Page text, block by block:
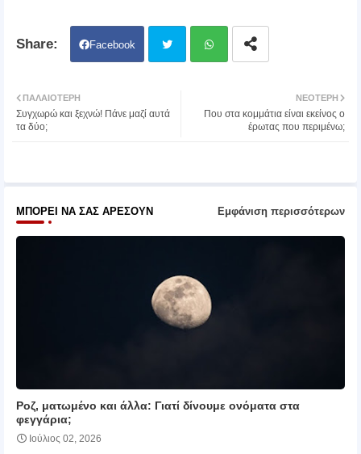
Facebook
ter atsa
ΝΕΌΤΕΡΗ
Που στα κομμάτια είναι εκείνος ο
έρωτας που περιμένω;
ΠΑΛΑΙΌΤΕΡΗ
Συγχωρώ και ξεχνώ! Πάνε μαζί αυτά
τα δύο;
ΜΠΟΡΕΊ ΝΑ ΣΑΣ ΑΡΈΣΟΥΝ Εμφάνιση περισσότερων
Ροζ, ματωμένο και άλλα: Γιατί δίνουμε ονόματα στα
φεγγάρια;
Ιούλιος 02, 2026